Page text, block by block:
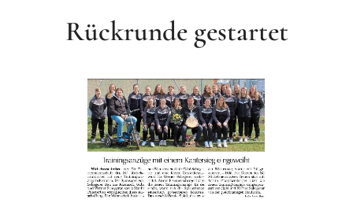
Rückrunde gestartet